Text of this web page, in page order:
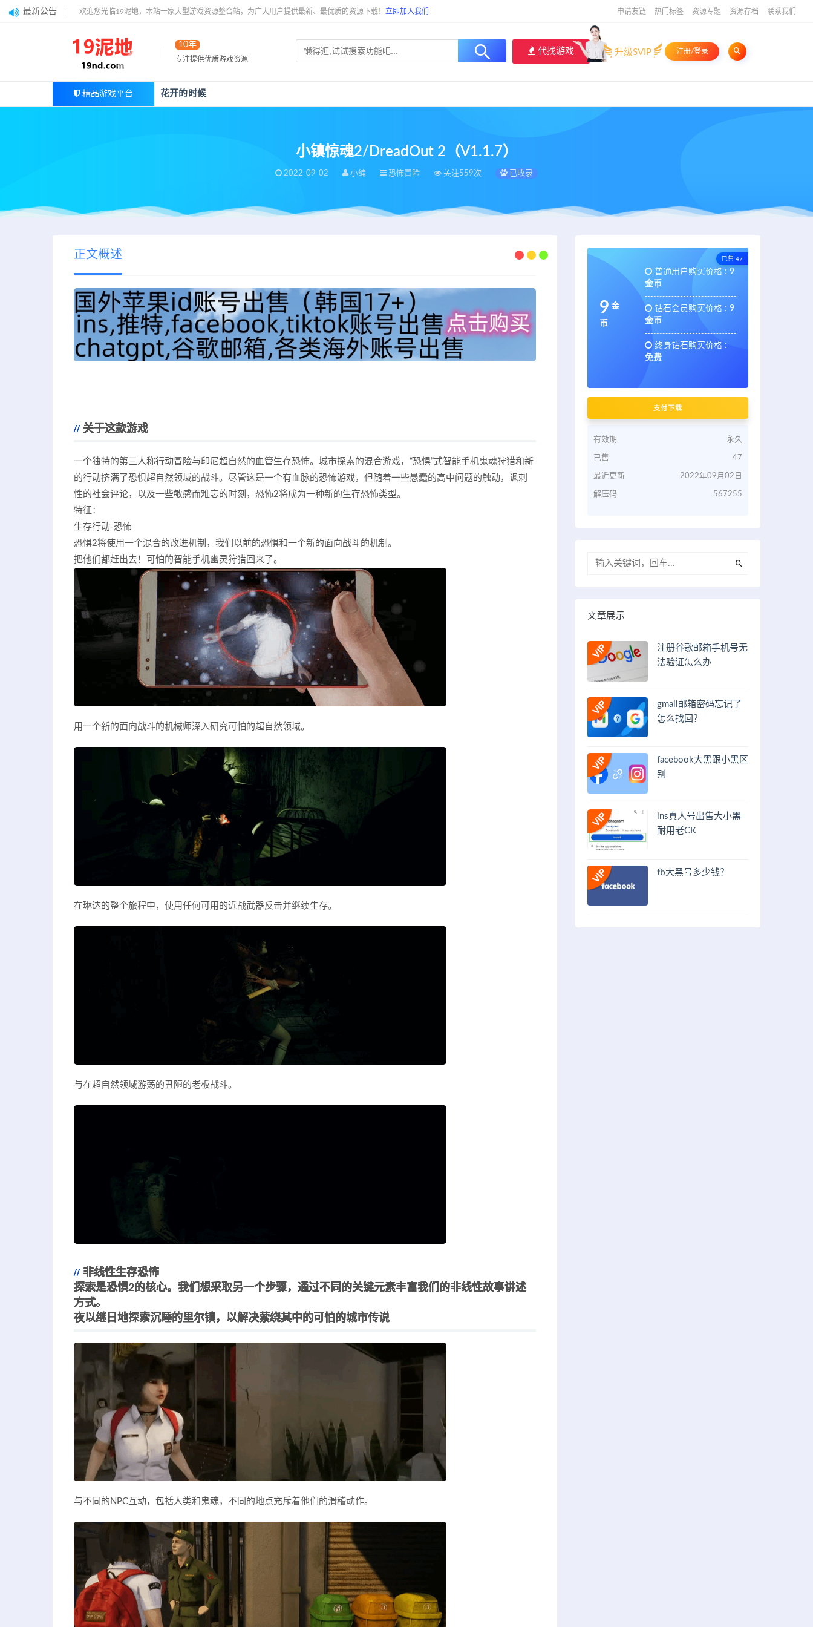
最新公告 欢迎您光临19泥地，本站一家大型游戏资源整合站，为广大用户提供最新、最优质的资源下载！ 立即加入我们 申请友链 热门标签 资源专题 资源存档 联系我们
10年
专注提供优质游戏资源
代找游戏 升级SVIP 注册/登录
精品游戏平台 花开的时候
小镇惊魂2/DreadOut 2（V1.1.7）
2022-09-02 小编 恐怖冒险 关注559次 已收录
正文概述
关于这款游戏
一个独特的第三人称行动冒险与印尼超自然的血管生存恐怖。城市探索的混合游戏，“恐惧”式智能手机鬼魂狩猎和新
的行动挤满了恐惧超自然领域的战斗。尽管这是一个有血脉的恐怖游戏，但随着一些愚蠢的高中问题的触动，讽刺
性的社会评论，以及一些敏感而难忘的时刻，恐怖2将成为一种新的生存恐怖类型。
特征：
生存行动-恐怖
恐惧2将使用一个混合的改进机制，我们以前的恐惧和一个新的面向战斗的机制。
把他们都赶出去！可怕的智能手机幽灵狩猎回来了。
用一个新的面向战斗的机械师深入研究可怕的超自然领域。
在琳达的整个旅程中，使用任何可用的近战武器反击并继续生存。
与在超自然领域游荡的丑陋的老板战斗。
非线性生存恐怖
探索是恐惧2的核心。我们想采取另一个步骤，通过不同的关键元素丰富我们的非线性故事讲述
方式。
夜以继日地探索沉睡的里尔镇，以解决萦绕其中的可怕的城市传说
与不同的NPC互动，包括人类和鬼魂，不同的地点充斥着他们的滑稽动作。
已售 47
9 金
币
普通用户购买价格 : 9
金币
钻石会员购买价格 : 9
金币
终身钻石购买价格 :
免费
支付下载
有效期 永久
已售 47
最近更新 2022年09月02日
解压码 567255
文章展示
注册谷歌邮箱手机号无
法验证怎么办
gmail邮箱密码忘记了
怎么找回？
facebook大黑跟小黑区
别
ins真人号出售大小黑
耐用老CK
fb大黑号多少钱？